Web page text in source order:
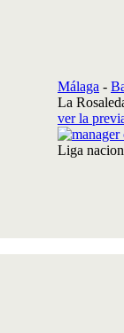
Málaga -
La
ver la
Liga